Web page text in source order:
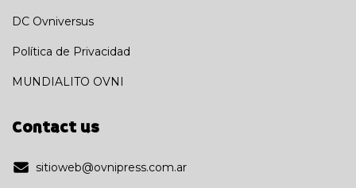
DC Ovniversus
Política de Privacidad
MUNDIALITO OVNI
Contact us
sitioweb@ovnipress.com.ar